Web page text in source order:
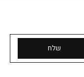
שלח